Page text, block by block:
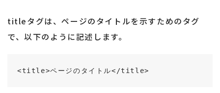
titleタグは、ページのタイトルを示すためのタグ
で、以下のように記述します。
<title>ページのタイトル</title>